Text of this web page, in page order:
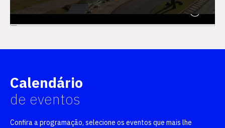
Calendário
de eventos
Confira a programação, selecione os eventos que mais lhe